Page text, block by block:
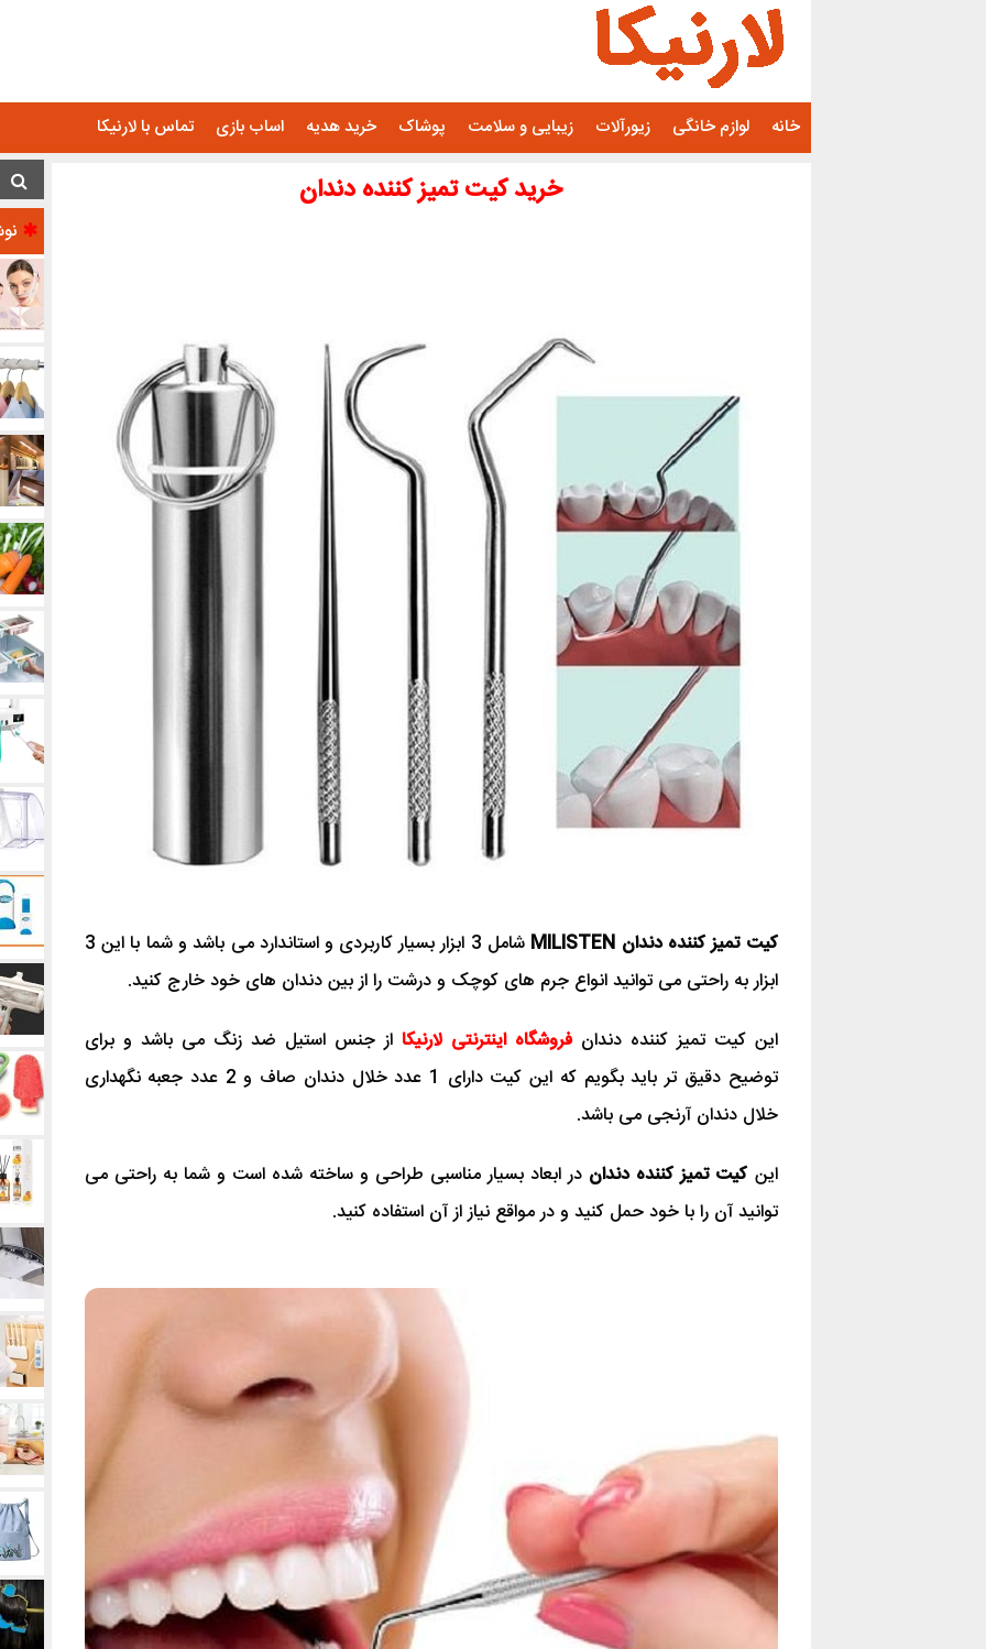
رفتن
خانه لوازم خانگی زیورآلات زیبایی و سلامت پوشاک خرید هدیه اساب بازی تماس با لارنیکا
خرید کیت تمیز کننده دندان
کیت تمیز کننده دندان MILISTEN
شامل 3 ابزار بسیار کاربردی و استاندارد می باشد و شما با این 3
ابزار به راحتی می توانید انواع جرم های کوچک و درشت را از بین دندان های خود خارج کنید.
این کیت تمیز کننده دندانفروشگاه اینترنتی لارنیکا از جنس استیل ضد زنگ می باشد و برای
توضیح دقیق تر باید بگویم که این کیت دارای 1 عدد خلال دندان صاف و 2 عدد جعبه نگهداری
خلال دندان آرنجی می باشد.
اینکیت تمیز کننده دندان در ابعاد بسیار مناسبی طراحی و ساخته شده است و شما به راحتی می
توانید آن را با خود حمل کنید و در مواقع نیاز از آن استفاده کنید.